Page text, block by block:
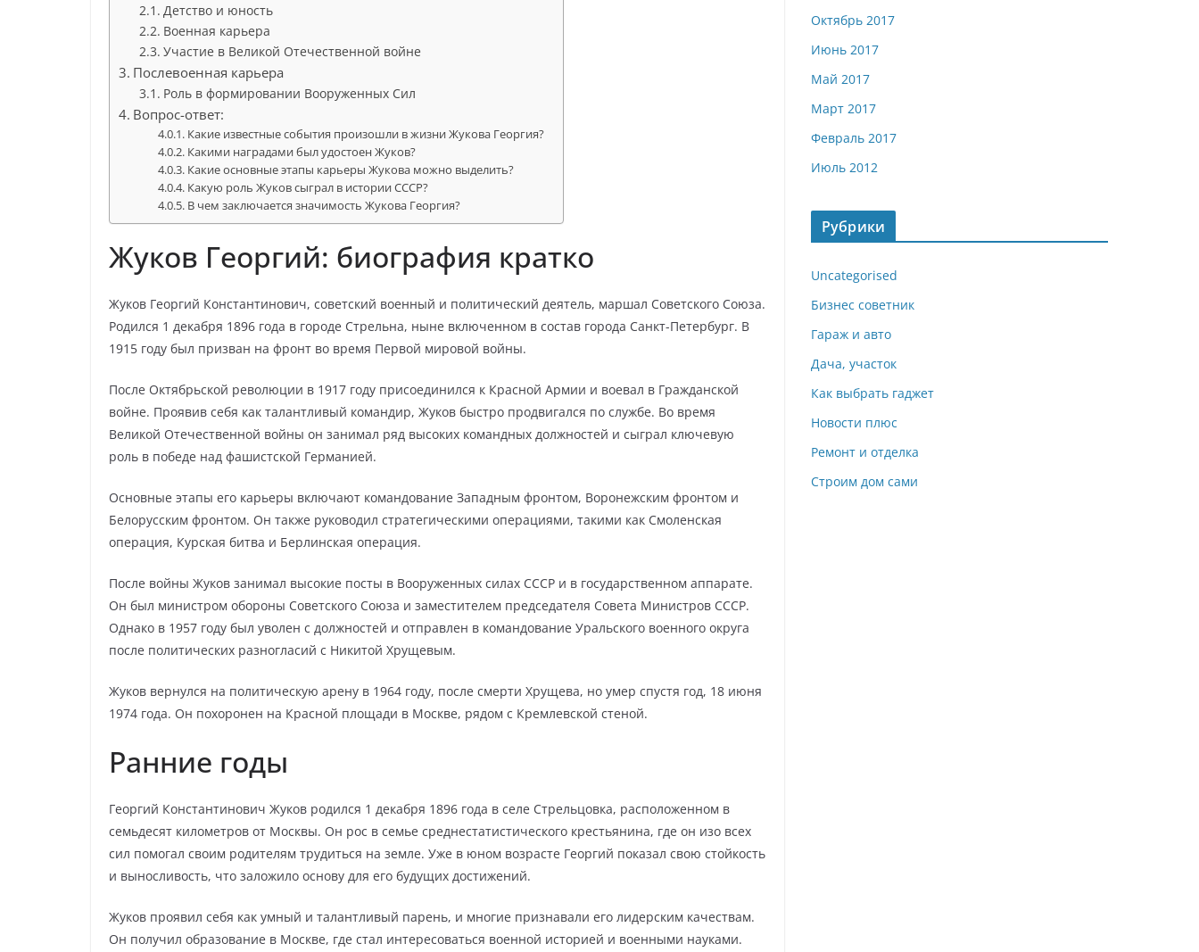
Детство и юность
Военная карьера
Участие в Великой Отечественной войне
Послевоенная карьера
Роль в формировании Вооруженных Сил
Вопрос-ответ:
Какие известные события произошли в жизни Жукова Георгия?
Какими наградами был удостоен Жуков?
Какие основные этапы карьеры Жукова можно выделить?
Какую роль Жуков сыграл в истории СССР?
В чем заключается значимость Жукова Георгия?
Жуков Георгий: биография кратко
Жуков Георгий Константинович, советский военный и политический деятель, маршал Советского Союза.
Родился 1 декабря 1896 года в городе Стрельна, ныне включенном в состав города Санкт-Петербург. В
1915 году был призван на фронт во время Первой мировой войны.
После Октябрьской революции в 1917 году присоединился к Красной Армии и воевал в Гражданской
войне. Проявив себя как талантливый командир, Жуков быстро продвигался по службе. Во время
Великой Отечественной войны он занимал ряд высоких командных должностей и сыграл ключевую
роль в победе над фашистской Германией.
Основные этапы его карьеры включают командование Западным фронтом, Воронежским фронтом и
Белорусским фронтом. Он также руководил стратегическими операциями, такими как Смоленская
операция, Курская битва и Берлинская операция.
После войны Жуков занимал высокие посты в Вооруженных силах СССР и в государственном аппарате.
Он был министром обороны Советского Союза и заместителем председателя Совета Министров СССР.
Однако в 1957 году был уволен с должностей и отправлен в командование Уральского военного округа
после политических разногласий с Никитой Хрущевым.
Жуков вернулся на политическую арену в 1964 году, после смерти Хрущева, но умер спустя год, 18 июня
1974 года. Он похоронен на Красной площади в Москве, рядом с Кремлевской стеной.
Ранние годы
Георгий Константинович Жуков родился 1 декабря 1896 года в селе Стрельцовка, расположенном в
семьдесят километров от Москвы. Он рос в семье среднестатистического крестьянина, где он изо всех
сил помогал своим родителям трудиться на земле. Уже в юном возрасте Георгий показал свою стойкость
и выносливость, что заложило основу для его будущих достижений.
Жуков проявил себя как умный и талантливый парень, и многие признавали его лидерским качествам.
Он получил образование в Москве, где стал интересоваться военной историей и военными науками.
Октябрь 2017
Июнь 2017
Май 2017
Март 2017
Февраль 2017
Июль 2012
Рубрики
Uncategorised
Бизнес советник
Гараж и авто
Дача, участок
Как выбрать гаджет
Новости плюс
Ремонт и отделка
Строим дом сами